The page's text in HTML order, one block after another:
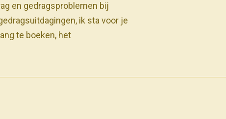
en gedragsproblemen bij
ik sta voor je
te boeken, het